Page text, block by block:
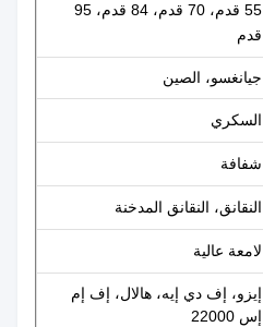
55 قدم، 70 قدم، 84 قدم، 95
قدم
جيانغسو، الصين
السكري
شفافة
النقانق، النقانق المدخنة
لامعة عالية
إيزو، إف دي إيه، هالال، إف إم
إس 22000